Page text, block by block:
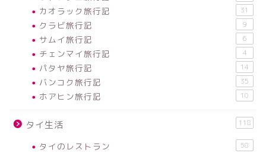
カオラック旅行記 31
クラビ旅行記 9
サムイ旅行記 6
チェンマイ旅行記 4
パタヤ旅行記 14
バンコク旅行記 35
ホアヒン旅行記 10
タイ生活 118
タイのレストラン 58